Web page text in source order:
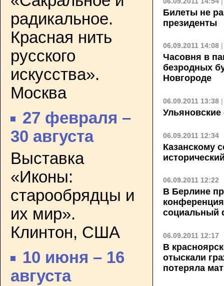
радикальное.
Красная нить
русского
искусства».
Москва
27 февраля –
30 августа
Выставка
«Иконы:
старообрядцы и
их мир».
Клинтон, США
10 июня – 16
августа
Билеты не
президенты
06.09.2011 14:08
Часовня в
безродных
Новгороде
06.09.2011 13:38
06.09.2011 12:34
Казанскому
06.09.2011 12:22
В Берлине
социальный
06.09.2011 12:17
В
отыскали
потеряла